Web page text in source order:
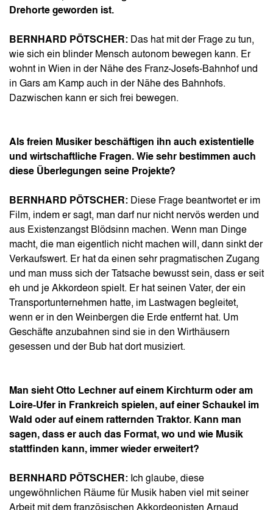
Drehorte geworden ist.
BERNHARD PÖTSCHER: Das hat mit der Frage zu tun,
wie sich ein blinder Mensch autonom bewegen kann. Er
wohnt in Wien in der Nähe des Franz-Josefs-Bahnhof und
in Gars am Kamp auch in der Nähe des Bahnhofs.
Dazwischen kann er sich frei bewegen.
Als freien Musiker beschäftigen ihn auch existentielle
und wirtschaftliche Fragen. Wie sehr bestimmen auch
diese Überlegungen seine Projekte?
BERNHARD PÖTSCHER: Diese Frage beantwortet er im
Film, indem er sagt, man darf nur nicht nervös werden und
aus Existenzangst Blödsinn machen. Wenn man Dinge
macht, die man eigentlich nicht machen will, dann sinkt der
Verkaufswert. Er hat da einen sehr pragmatischen Zugang
und man muss sich der Tatsache bewusst sein, dass er seit
eh und je Akkordeon spielt. Er hat seinen Vater, der ein
Transportunternehmen hatte, im Lastwagen begleitet,
wenn er in den Weinbergen die Erde entfernt hat. Um
Geschäfte anzubahnen sind sie in den Wirthäusern
gesessen und der Bub hat dort musiziert.
Man sieht Otto Lechner auf einem Kirchturm oder am
Loire-Ufer in Frankreich spielen, auf einer Schaukel im
Wald oder auf einem ratternden Traktor. Kann man
sagen, dass er auch das Format, wo und wie Musik
stattfinden kann, immer wieder erweitert?
BERNHARD PÖTSCHER: Ich glaube, diese
ungewöhnlichen Räume für Musik haben viel mit seiner
Arbeit mit dem französischen Akkordeonisten Arnaud